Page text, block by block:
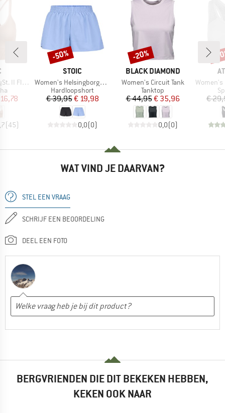
Bra
prijs
(45)
MERK
STOIC
Artikel
Women's HelsingborgSt. Performance Light Shorts
Productgroep
Hardloopshort
Prijs
€ 39,95Verlaagde prijs
€ 19,98
0,0(0)
Korting
-50%
MERK
BLACK DIAMOND
Artikel
Women's Circuit Tank
Productgroep
Tanktop
Prijs
€ 44,95Verlaagde prijs
€ 35,96
0,0(0)
Korting
-20%
Artikel
Women's
€
-
WAT VIND JE DAARVAN?
STEL EEN VRAAG
SCHRIJF EEN BEOORDELING
DEEL EEN FOTO
BERGVRIENDEN DIE DIT BEKEKEN HEBBEN,
KEKEN OOK NAAR